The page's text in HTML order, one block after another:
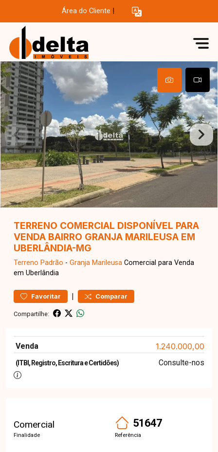
Área do Cliente
TERRENO COMERCIAL DISPONÍVEL PARA
VENDA BAIRRO GRANJA MARILEUSA EM
UBERLÂNDIA-MG
Terreno Padrão - Granja Marileusa Comercial para Venda
em Uberlândia
Favoritar | Comparar
Compartilhe:
Venda 1.240.000,00
(ITBI, Registro, Escritura e Certidões) Consulte-nos
Comercial
Finalidade
51647
Referência